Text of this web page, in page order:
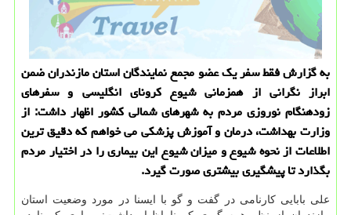
به گزارش فقط سفر یک عضو مجمع نمایندگان استان مازندران ضمن
ابراز نگرانی از همزمانی شیوع کرونای انگلیسی و سفرهای
زودهنگام نوروزی مردم به شهرهای شمالی کشور اظهار داشت: از
وزارت بهداشت، درمان و آموزش پزشکی می خواهم که دقیق ترین
اطلاعات از نحوه شیوع و میزان شیوع این بیماری را در اختیار مردم
بگذارد تا پیشگیری بیشتری صورت گیرد.
علی بابایی کارنامی در گفت و گو با ایسنا در مورد وضعیت استان